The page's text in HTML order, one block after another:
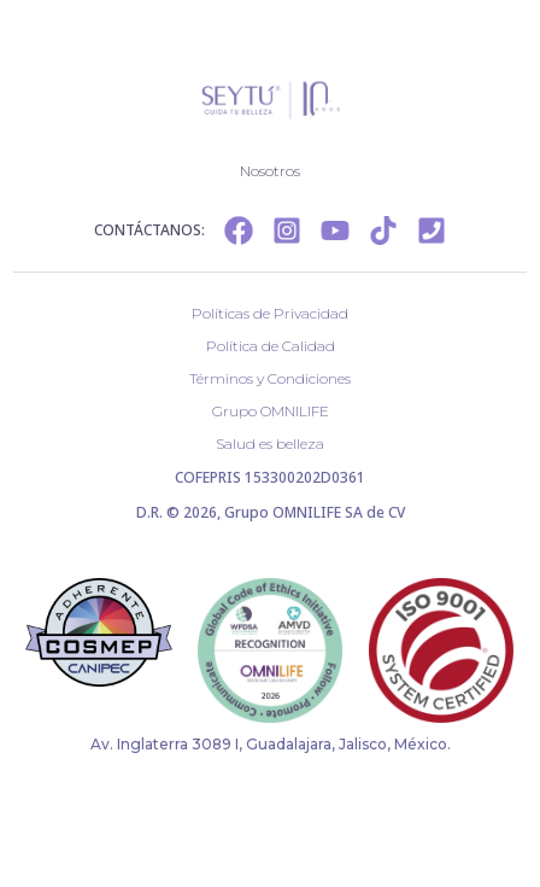
Nosotros
CONTÁCTANOS:
Políticas de Privacidad
Política de Calidad
Términos y Condiciones
Grupo OMNILIFE
Salud es belleza
COFEPRIS 153300202D0361
D.R. © 2026, Grupo OMNILIFE SA de CV
Av. Inglaterra 3089 I, Guadalajara, Jalisco, México.